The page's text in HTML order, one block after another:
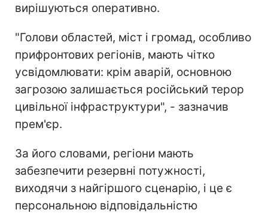
вирішуються оперативно.
"Голови областей, міст і громад, особливо
прифронтових регіонів, мають чітко
усвідомлювати: крім аварій, основною
загрозою залишається російський терор
цивільної інфраструктури", - зазначив
прем'єр.
За його словами, регіони мають
забезпечити резервні потужності,
виходячи з найгіршого сценарію, і це є
персональною відповідальністю